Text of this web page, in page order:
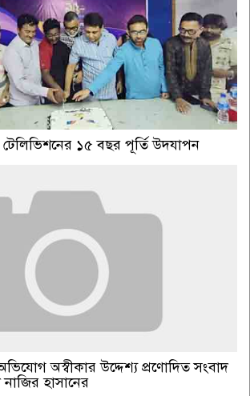
টেলিভিশনের ১৫ বছর পূর্তি উদযাপন
অস্বীকার উদ্দেশ্য প্রণোদিত সংবাদ
নাজির হাসানের